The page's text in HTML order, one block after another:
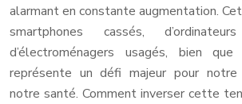
alarmant en constante augmentation.
smartphones cassés,
d’électroménagers usagés, bien
représente un défi majeur pour notre
notre santé. Comment inverser cette